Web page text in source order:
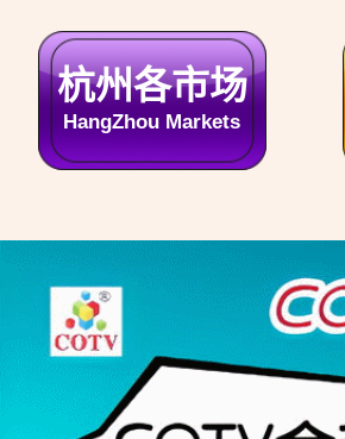
SiChuan Markets